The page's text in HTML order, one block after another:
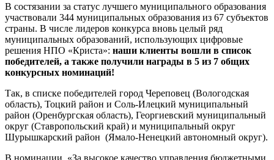
В состязании за статус лучшего муниципального образования
участвовали 344 муниципальных образования из 67 субъектов
страны. В числе лидеров конкурса вновь целый ряд
муниципальных образований, использующих цифровые
решения НПО «Криста»: наши клиенты вошли в список
победителей, а также получили награды в 5 из 7 общих
конкурсных номинаций!
Так, в списке победителей город Череповец (Вологодская
область), Тоцкий район и Соль-Илецкий муниципальный
район (Оренбургская область), Георгиевский муниципальный
округ (Ставропольский край) и муниципальный округ
Шурышкарский район (Ямало-Ненецкий автономный округ).
В номинации «За высокое качество управления бюджетными